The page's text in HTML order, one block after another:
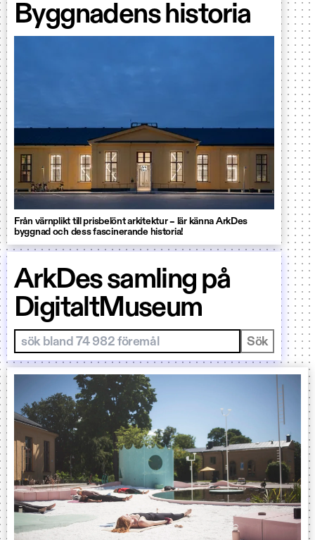
Byggnadens historia
Från värnplikt till prisbelönt arkitektur – lär känna ArkDes
byggnad och dess fascinerande historia!
ArkDes samling på
DigitaltMuseum
Sök i samlingar Sök